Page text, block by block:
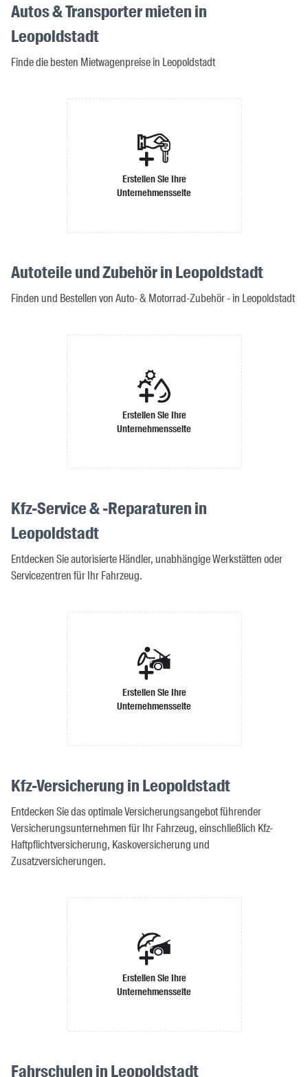
Autos & Transporter mieten in
Leopoldstadt
Finde die besten Mietwagenpreise in Leopoldstadt
Erstellen Sie Ihre
Unternehmensseite
Autoteile und Zubehör in Leopoldstadt
Finden und Bestellen von Auto- & Motorrad-Zubehör - in Leopoldstadt
Erstellen Sie Ihre
Unternehmensseite
Kfz-Service & -Reparaturen in
Leopoldstadt
Entdecken Sie autorisierte Händler, unabhängige Werkstätten oder
Servicezentren für Ihr Fahrzeug.
Erstellen Sie Ihre
Unternehmensseite
Kfz-Versicherung in Leopoldstadt
Entdecken Sie das optimale Versicherungsangebot führender
Versicherungsunternehmen für Ihr Fahrzeug, einschließlich Kfz-
Haftpflichtversicherung, Kaskoversicherung und
Zusatzversicherungen.
Erstellen Sie Ihre
Unternehmensseite
Fahrschulen in Leopoldstadt